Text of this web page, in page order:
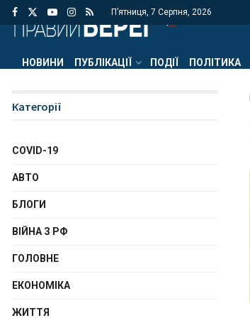
П’ятниця, 7 Серпня, 2026
НОВИНИ ПУБЛІКАЦІЇ ПОДІЇ ПОЛІТИКА
Категорії
COVID-19
АВТО
БЛОГИ
ВІЙНА З РФ
ГОЛОВНЕ
ЕКОНОМІКА
ЖИТТЯ